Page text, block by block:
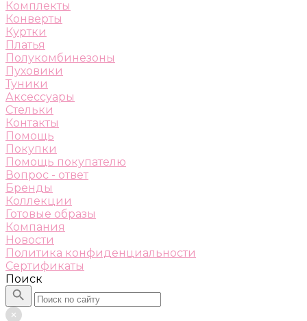
Комплекты
Конверты
Куртки
Платья
Полукомбинезоны
Пуховики
Туники
Аксессуары
Стельки
Контакты
Помощь
Покупки
Помощь покупателю
Вопрос - ответ
Бренды
Коллекции
Готовые образы
Компания
Новости
Политика конфиденциальности
Сертификаты
Поиск